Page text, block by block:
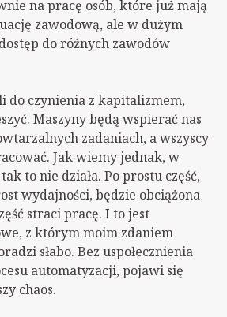
na pracę osób, które już mają
zawodową, ale w dużym
do różnych zawodów
do czynienia z kapitalizmem,
Maszyny będą wspierać nas
zadaniach, a wszyscy
Jak wiemy jednak, w
to nie działa. Po prostu część,
wydajności, będzie obciążona
straci pracę. I to jest
z którym moim zdaniem
słabo. Bez uspołecznienia
automatyzacji, pojawi się
chaos.